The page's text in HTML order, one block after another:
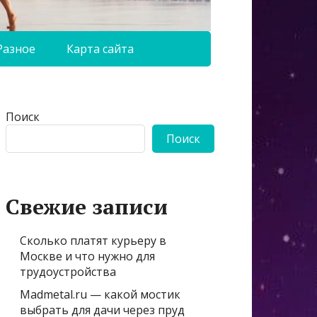
Карта сайта
Поиск
Поиск
Свежие записи
Сколько платят курьеру в
Москве и что нужно для
трудоустройства
Madmetal.ru — какой мостик
выбрать для дачи через пруд